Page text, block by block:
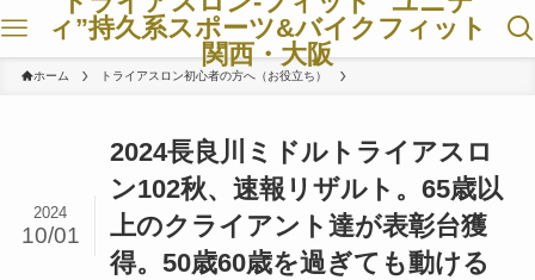
ィ”持久系スポーツ&バイクフィット
関西・大阪
ホーム トライアスロン初心者の方へ（お役立ち）
2024長良川ミドルトライアスロ
ン102秋、速報リザルト。65歳以
上のクライアント達が表彰台獲
得。50歳60歳を過ぎても動ける
2024
10/01